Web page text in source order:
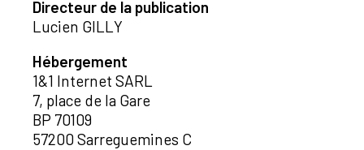
Directeur de la publication
Lucien GILLY
Hébergement
1&1 Internet SARL
7, place de la Gare
BP 70109
57200 Sarreguemines C